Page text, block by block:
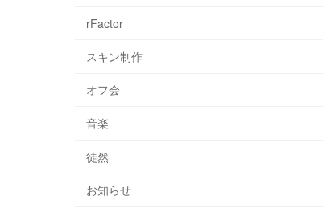
rFactor
スキン制作
オフ会
音楽
徒然
お知らせ